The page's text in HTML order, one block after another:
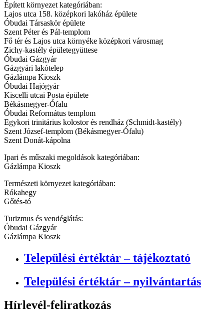
Épített környezet kategóriában:
Lajos utca 158. középkori lakóház épülete
Óbudai Társaskör épülete
Szent Péter és Pál-templom
Fő tér és Lajos utca környéke középkori városmag
Zichy-kastély épületegyüttese
Óbudai Gázgyár
Gázgyári lakótelep
Gázlámpa Kioszk
Óbudai Hajógyár
Kiscelli utcai Posta épülete
Békásmegyer-Ófalu
Óbudai Református templom
Egykori trinitárius kolostor és rendház (Schmidt-kastély)
Szent József-templom (Békásmegyer-Ófalu)
Szent Donát-kápolna
Ipari és műszaki megoldások kategóriában:
Gázlámpa Kioszk
Természeti környezet kategóriában:
Rókahegy
Gőtés-tó
Turizmus és vendéglátás:
Óbudai Gázgyár
Gázlámpa Kioszk
Települési értéktár – tájékoztató
Települési értéktár – nyilvántartás
Hírlevél-feliratkozás